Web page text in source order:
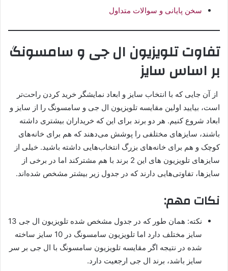
سخن پایانی و سوالات متداول
تفاوت تلویزیون ال جی و سامسونگ
بر اساس سایز
از آن جایی که با انتخاب سایز و ابعاد نمایشگر خرید کردن راحت‌تر
است، بیایید اولین مقایسه تلویزیون ال جی و سامسونگ را از سایز و
ابعاد شروع کنیم. هر دو برند برای این که خریداران بیشتری داشته
باشند، سایزهای مختلفی را پوشش می‌دهند که هم برای خانه‌های
کوچک و هم برای خانه‌های بزرگ انتخاب‌هایی داشته باشید. خیلی از
سایزهای تلویزیون های این 2 برند با هم مشترکند اما در برخی از
سایزها، تفاوتی‌هایی دارند که در جدول زیر بیشتر مشخص شده‌اند.
نکات مهم:
نکته: همان طور که در جدول مشخص شده تلویزیون ال جی 13
سایز مختلف دارد اما تلویزیون سامسونگ در 10 سایز ساخته
شده در نتیجه اگر مقایسه تلویزیون سامسونگ با ال جی بر سر
سایز باشد، برند ال جی ارجعیت دارد.